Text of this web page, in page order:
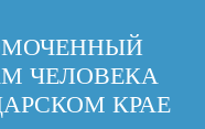
ЧЕЛОВЕКА
КРАЕ